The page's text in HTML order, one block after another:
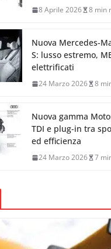
8 Aprile 2026 8 min
Nuova Mercedes-
S: lusso estremo,
elettrificati
24 Marzo 2026 8
Nuova gamma
TDI e plug-in tra
ed efficienza
24 Marzo 2026 7